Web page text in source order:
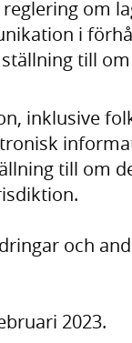
om
i
till
inklusive
till om
och
2023.